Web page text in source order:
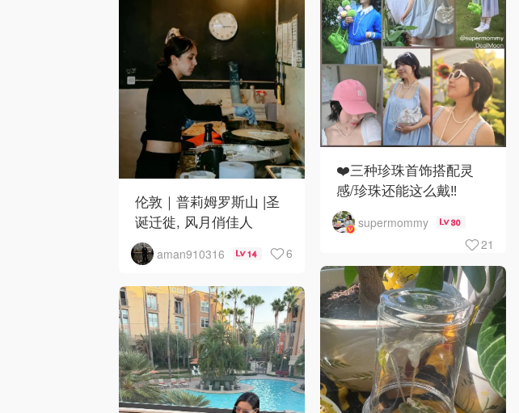
伦敦｜普莉姆罗斯山 |圣
诞迁徙, 风月俏佳人
aman910316 14 6
❤️三种珍珠首饰搭配灵
感/珍珠还能这么戴‼️
supermommy 30
21